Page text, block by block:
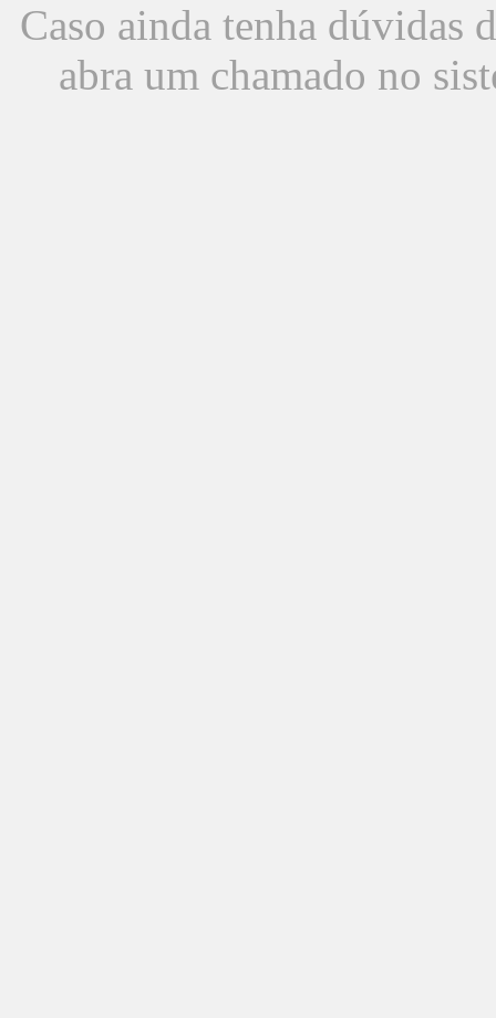
Caso ainda tenha dúvidas
abra um chamado no